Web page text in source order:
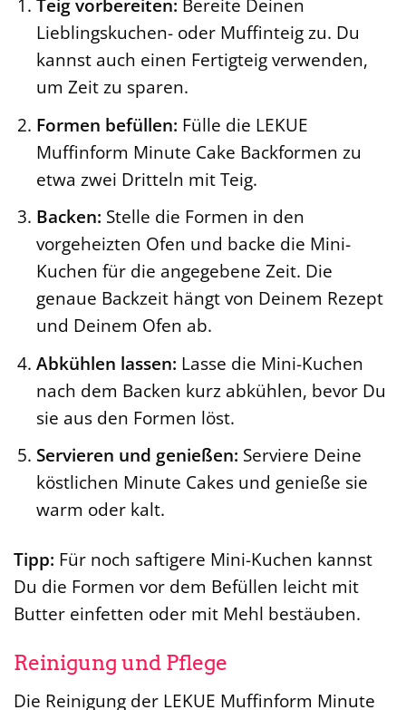
Teig vorbereiten: Bereite Deinen
Lieblingskuchen- oder Muffinteig zu. Du
kannst auch einen Fertigteig verwenden,
um Zeit zu sparen.
Formen befüllen: Fülle die LEKUE
Muffinform Minute Cake Backformen zu
etwa zwei Dritteln mit Teig.
Backen: Stelle die Formen in den
vorgeheizten Ofen und backe die Mini-
Kuchen für die angegebene Zeit. Die
genaue Backzeit hängt von Deinem Rezept
und Deinem Ofen ab.
Abkühlen lassen: Lasse die Mini-Kuchen
nach dem Backen kurz abkühlen, bevor Du
sie aus den Formen löst.
Servieren und genießen: Serviere Deine
köstlichen Minute Cakes und genieße sie
warm oder kalt.
Tipp: Für noch saftigere Mini-Kuchen kannst
Du die Formen vor dem Befüllen leicht mit
Butter einfetten oder mit Mehl bestäuben.
Reinigung und Pflege
Die Reinigung der LEKUE Muffinform Minute